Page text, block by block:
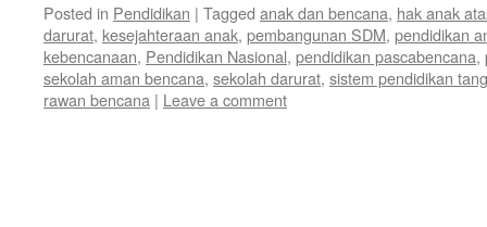
Posted in Pendidikan | Tagged anak dan bencana, hak anak
darurat, kesejahteraan anak, pembangunan SDM, pendidikan
kebencanaan, Pendidikan Nasional, pendidikan pascabencana,
sekolah aman bencana, sekolah darurat, sistem pendidikan
rawan bencana | Leave a comment